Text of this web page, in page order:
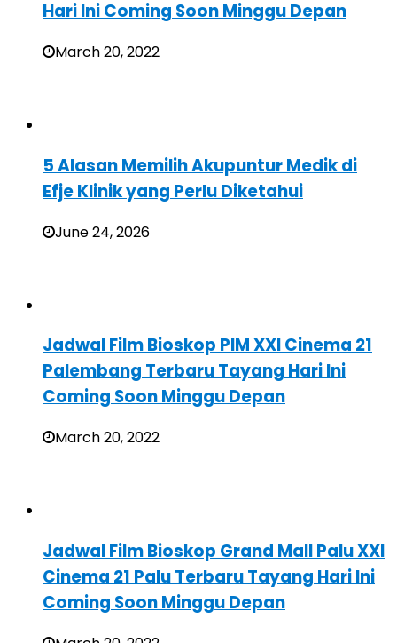
Hari Ini Coming Soon Minggu Depan
March 20, 2022
5 Alasan Memilih Akupuntur Medik di
Efje Klinik yang Perlu Diketahui
June 24, 2026
Jadwal Film Bioskop PIM XXI Cinema 21
Palembang Terbaru Tayang Hari Ini
Coming Soon Minggu Depan
March 20, 2022
Jadwal Film Bioskop Grand Mall Palu XXI
Cinema 21 Palu Terbaru Tayang Hari Ini
Coming Soon Minggu Depan